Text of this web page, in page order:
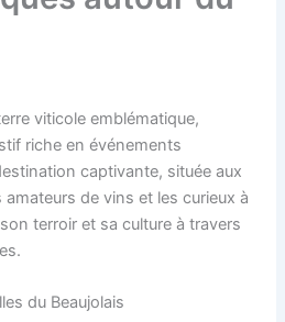
viticole emblématique,
riche en événements
captivante, située aux
de vins et les curieux à
terroir et sa culture à travers
du Beaujolais